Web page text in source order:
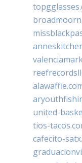
united-
tios-
cafecito-